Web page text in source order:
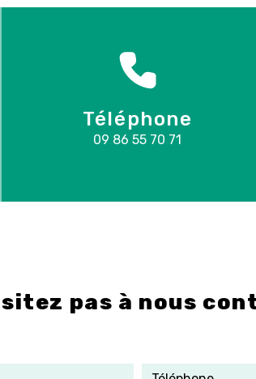
Téléphone
09 86 55 70 71
pas à nous